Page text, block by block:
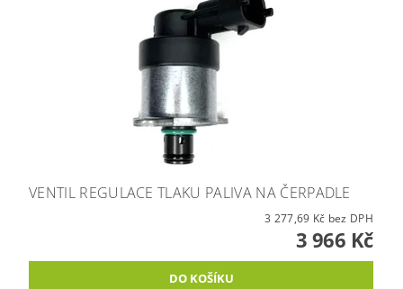
VENTIL REGULACE TLAKU PALIVA NA ČERPADLE
3 277,69 Kč bez DPH
3 966 Kč